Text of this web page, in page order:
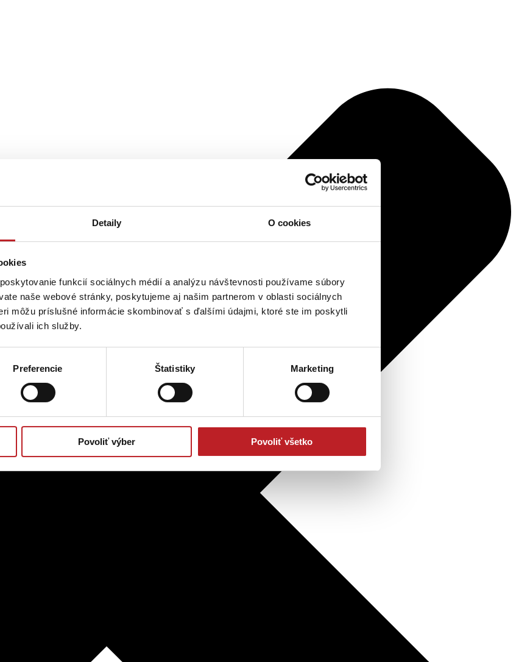
Detaily O cookies
funkcií sociálnych médií a analýzu návštevnosti používame súbory
naše webové stránky, poskytujeme aj našim partnerom v oblasti sociálnych
môžu príslušné informácie skombinovať s ďalšími údajmi, ktoré ste im poskytli
ich služby.
Preferencie Štatistiky Marketing
Povoliť výber Povoliť všetko